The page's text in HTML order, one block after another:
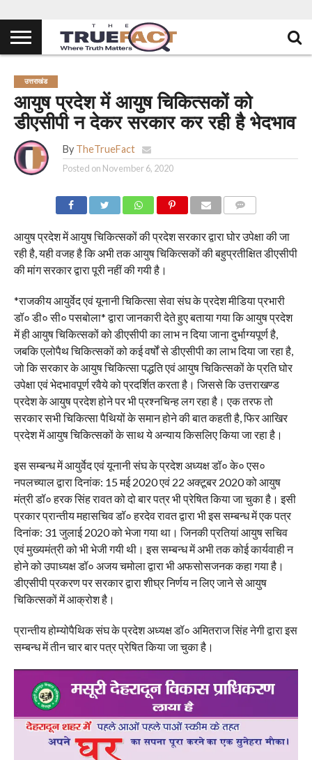
उत्तराखंड
आयुष प्रदेश में आयुष चिकित्सकों को
डीएसीपी न देकर सरकार कर रही है भेदभाव
By TheTrueFact
Posted on November 6, 2020
आयुष प्रदेश में आयुष चिकित्सकों की प्रदेश सरकार द्वारा घोर उपेक्षा की जा
रही है, यही वजह है कि अभी तक आयुष चिकित्सकों की बहुप्रतीक्षित डीएसीपी
की मांग सरकार द्वारा पूरी नहीं की गयी है।
*राजकीय आयुर्वेद एवं यूनानी चिकित्सा सेवा संघ के प्रदेश मीडिया प्रभारी
डॉ० डी० सी० पसबोला* द्वारा जानकारी देते हुए बताया गया कि आयुष प्रदेश
में ही आयुष चिकित्सकों को डीएसीपी का लाभ न दिया जाना दुर्भाग्यपूर्ण है,
जबकि एलोपैथ चिकित्सकों को कई वर्षों से डीएसीपी का लाभ दिया जा रहा है,
जो कि सरकार के आयुष चिकित्सा पद्धति एवं आयुष चिकित्सकों के प्रति घोर
उपेक्षा एवं भेदभावपूर्ण रवैये को प्रदर्शित करता है। जिससे कि उत्तराखण्ड
प्रदेश के आयुष प्रदेश होने पर भी प्रश्नचिन्ह लग रहा है। एक तरफ तो
सरकार सभी चिकित्सा पैथियों के समान होने की बात कहती है, फिर​ आखिर
प्रदेश में आयुष चिकित्सकों के साथ ये अन्याय किसलिए किया जा रहा है।
इस सम्बन्ध में आयुर्वेद एवं यूनानी संघ के प्रदेश अध्यक्ष डॉ० के० एस०
नपलच्याल द्वारा दिनांक: 15 मई 2020 एवं 22 अक्टूबर 2020 को आयुष
मंत्री​ डॉ० हरक सिंह रावत को दो बार पत्र भी प्रेषित किया जा चुका है। इसी
प्रकार प्रान्तीय महासचिव डॉ० हरदेव रावत द्वारा भी इस सम्बन्ध में एक पत्र
दिनांक: 31 जुलाई 2020 को भेजा गया था। जिनकी प्रतियां आयुष सचिव
एवं मुख्यमंत्री को भी भेजी गयी थी। इस सम्बन्ध में अभी तक कोई कार्यवाही न
होने को उपाध्यक्ष डॉ० अजय चमोला द्वारा भी अफसोसजनक कहा गया है।
डीएसीपी प्रकरण पर सरकार द्वारा शीघ्र निर्णय न लिए जाने से आयुष
चिकित्सकों में आक्रोश है।
प्रान्तीय होम्योपैथिक संघ के प्रदेश अध्यक्ष डॉ० अमितराज सिंह नेगी द्वारा इस
सम्बन्ध में तीन चार बार पत्र प्रेषित किया जा चुका है।